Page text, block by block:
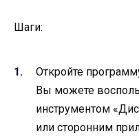
Шаги:
Откройте
Вы можете
инструментом
или сторонним